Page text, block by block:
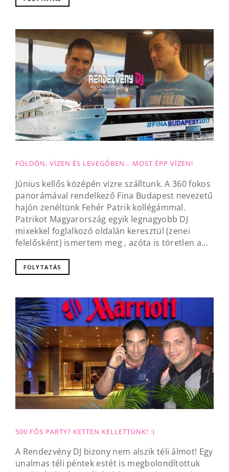
FÖLDÖN, VÍZEN ÉS LEVEGŐBEN… MOST ÉPP VÍZEN!
Június kellős középén vízre szálltunk. A 360 fokos
panorámával rendelkező Fina Budapest nevezetű
hajón zenéltünk Fehér Patrik kollégámmal.
Patrikot Magyarország egyik legnagyobb DJ
mixekkel foglalkozó oldalán keresztül (zenei
felelősként) ismertem meg , azóta is töretlen a...
FOLYTATÁS
500 FŐS PARTY? KETTEN KELLETTÜNK! :)
A Rendezvény DJ bizony nem alszik téli álmot! Egy
unalmas téli péntek estét is megbolondítottuk